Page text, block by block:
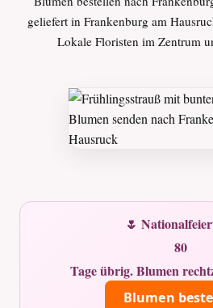
geliefert in Frankenburg am
Lokale Floristen im Zentrum
🌷
80
Tage übrig. Blumen
Blumen